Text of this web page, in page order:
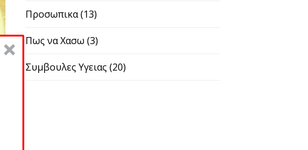
Προσωπικα(13)
Πως να Χασω (3)
Συμβουλες Υγειας (20)